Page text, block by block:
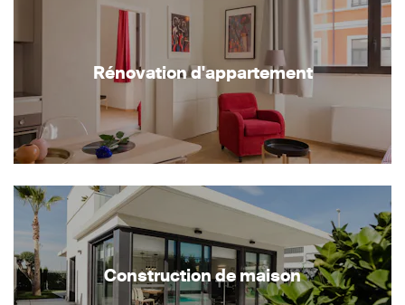
Rénovation d'appartement
Construction de maison